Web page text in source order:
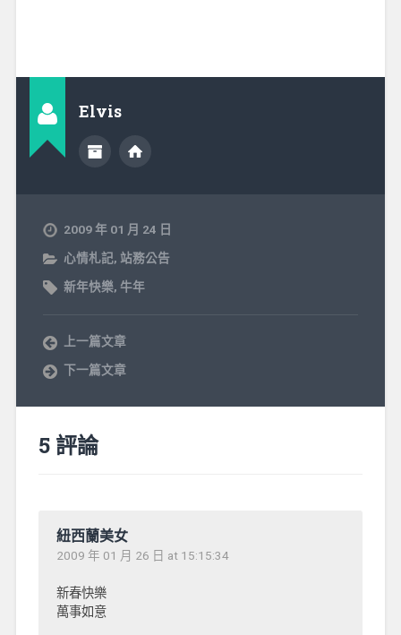
Elvis
2009 年 01 月 24 日
心情札記, 站務公告
新年快樂, 牛年
上一篇文章
下一篇文章
5 評論
紐西蘭美女
2009 年 01 月 26 日 at 15:15:34
新春快樂
萬事如意